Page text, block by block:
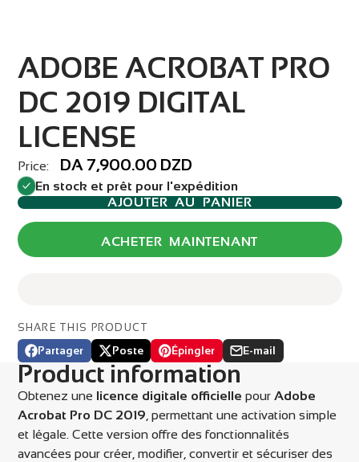
ADOBE ACROBAT PRO
DC 2019 DIGITAL
LICENSE
Price: DA 7,900.00 DZD
En stock et prêt pour l'expédition
AJOUTER AU PANIER
ACHETER MAINTENANT
SHARE THIS PRODUCT
Partager
Partager
sur
Facebook
Ouvre
dans
une
fenêtre.
Poste
Publier
sur
X
Ouvre
dans
une
fenêtre.
Épingler
Épingler
sur
Pinterest
Ouvre
dans
une
nouvelle
fenêtre.
E-mail
Partager
par
email
Product information
Obtenez une licence digitale officielle pour Adobe
Acrobat Pro DC 2019 , permettant une activation simple
et légale. Cette version offre des fonctionnalités
avancées pour créer, modifier, convertir et sécuriser des